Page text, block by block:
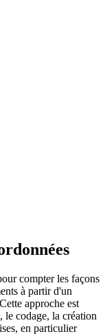
compter les façons
à partir d'un
approche est
le codage, la création
en particulier